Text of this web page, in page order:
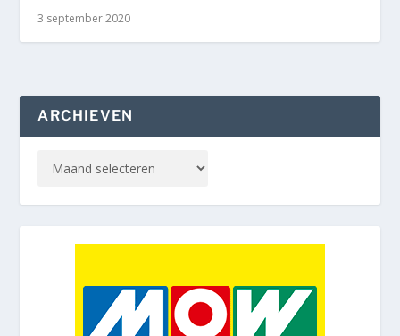
3 september 2020
ARCHIEVEN